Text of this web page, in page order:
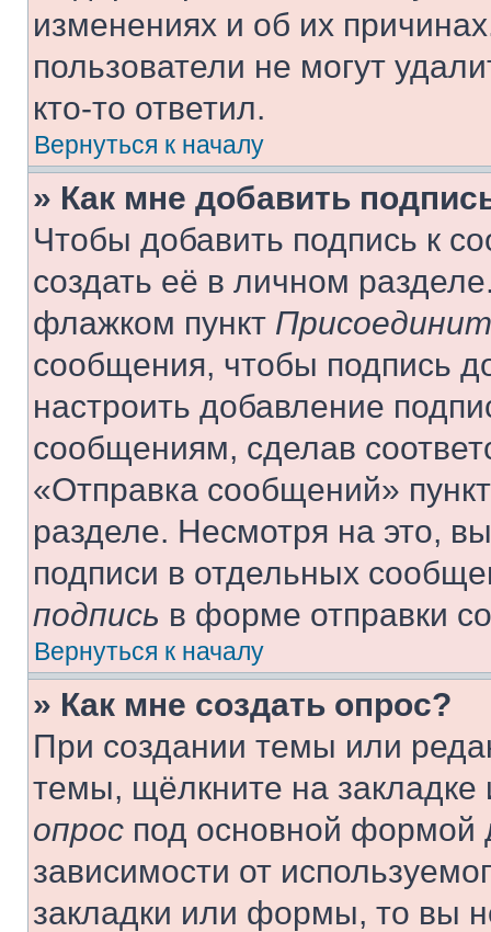
изменениях и об их
пользователи не могут
кто-то ответил.
Вернуться к началу
» Как мне добавить
Чтобы добавить подпись к
создать её в личном
флажком пункт
сообщения, чтобы подпись
настроить добавление
сообщениям, сделав
«Отправка сообщений»
разделе. Несмотря на это,
подписи в отдельных
подпись в форме отправки
Вернуться к началу
» Как мне создать опрос?
При создании темы или
темы, щёлкните на
опрос под основной формой
зависимости от
закладки или формы, то вы